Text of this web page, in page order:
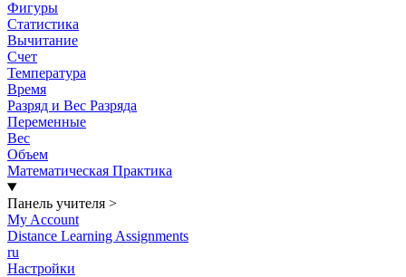
Фигуры
Статистика
Вычитание
Счет
Температура
Время
Разряд и Вес Разряда
Переменные
Вес
Объем
Математическая Практика
Панель учителя >
My Account
Distance Learning Assignments
ru
Настройки